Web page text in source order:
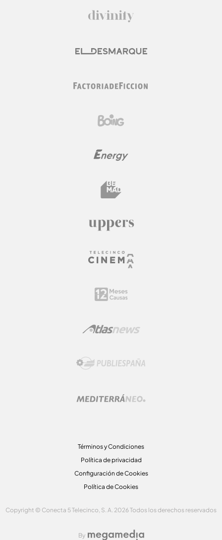
Términos y Condiciones
Política de privacidad
Configuración de Cookies
Política de Cookies
Copyright © Conecta 5 Telecinco, S. A. 2026 Todos los derechos reservados
By